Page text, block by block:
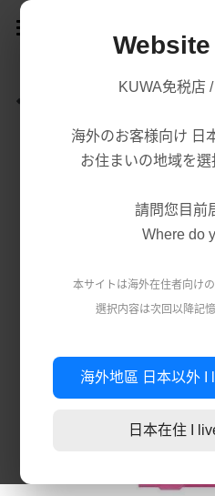
KUWA免税店
海外のお客様向け 日
お住まいの地域を選
請問您目前
Where do
本サイトは海外在住者向け
選択内容は次回以降記
海外地區 日本以外 I
日本在住 I
熱賣商品
美妝
保健/腸胃保健
第一類醫藥品
第二三類醫藥品
感冒/發燒/止痛/痠痛
賣場/商城
關於我們
實體店鋪資訊
公司簡介
條款．保護政策
使用條款
個人資料保護政策
特定商取引法に基づく
登錄/註冊
搜索
商品
腸胃益生菌/保健
疲勞痠痛
減肥瘦身
美容美白
美妝相關